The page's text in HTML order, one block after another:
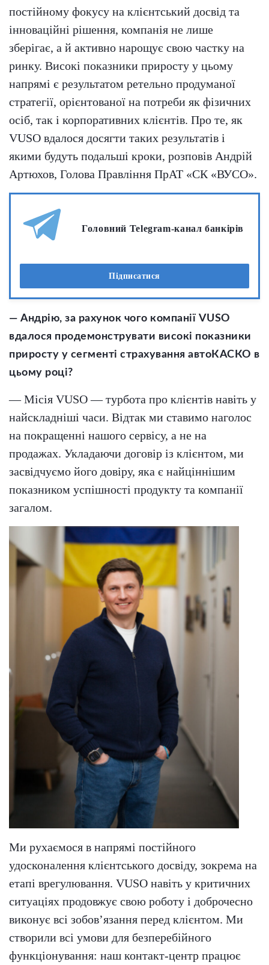
постійному фокусу на клієнтський досвід та
інноваційні рішення, компанія не лише
зберігає, а й активно нарощує свою частку на
ринку. Високі показники приросту у цьому
напрямі є результатом ретельно продуманої
стратегії, орієнтованої на потреби як фізичних
осіб, так і корпоративних клієнтів. Про те, як
VUSО вдалося досягти таких результатів і
якими будуть подальші кроки, розповів Андрій
Артюхов, Голова Правління ПрАТ «СК «ВУСО».
Головний Telegram-канал банкірів
Підписатися
— Андрію, за рахунок чого компанії VUSО
вдалося продемонструвати високі показники
приросту у сегменті страхування автоКАСКО в
цьому році?
— Місія VUSO — турбота про клієнтів навіть у
найскладніші часи. Відтак ми ставимо наголос
на покращенні нашого сервісу, а не на
продажах. Укладаючи договір із клієнтом, ми
засвідчуємо його довіру, яка є найціннішим
показником успішності продукту та компанії
загалом.
Ми рухаємося в напрямі постійного
удосконалення клієнтського досвіду, зокрема на
етапі врегулювання. VUSO навіть у критичних
ситуаціях продовжує свою роботу і доброчесно
виконує всі зобов’язання перед клієнтом. Ми
створили всі умови для безперебійного
функціонування: наш контакт-центр працює